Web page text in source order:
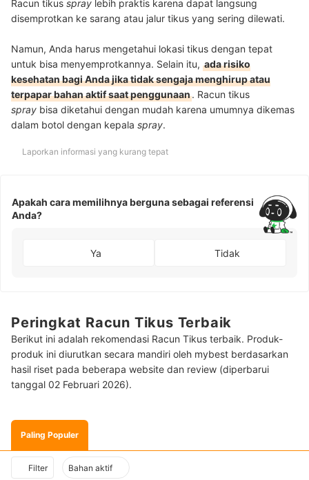
Racun tikus spray lebih praktis karena dapat langsung
disemprotkan ke sarang atau jalur tikus yang sering dilewati.
Namun, Anda harus mengetahui lokasi tikus dengan tepat
untuk bisa menyemprotkannya. Selain itu, ada risiko
kesehatan bagi Anda jika tidak sengaja menghirup atau
terpapar bahan aktif saat penggunaan. Racun tikus
spray bisa diketahui dengan mudah karena umumnya dikemas
dalam botol dengan kepala spray.
Laporkan informasi yang kurang tepat
Apakah cara memilihnya berguna sebagai referensi
Anda?
Ya Tidak
Peringkat Racun Tikus Terbaik
Berikut ini adalah rekomendasi Racun Tikus terbaik. Produk-
produk ini diurutkan secara mandiri oleh mybest berdasarkan
hasil riset pada beberapa website dan review (diperbarui
tanggal 02 Februari 2026).
Paling Populer
Filter Bahan aktif